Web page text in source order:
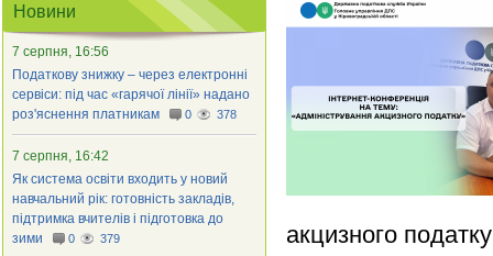
акцизного
Новини
7 серпня, 16:56
Податкову знижку – через електронні
сервіси: під час «гарячої лінії» надано
роз'яснення платникам
0 378
7 серпня, 16:42
Як система освіти входить у новий
навчальний рік: готовність закладів,
підтримка вчителів і підготовка до
зими
0 379